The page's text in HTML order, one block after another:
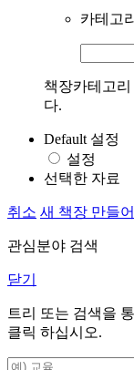
카테고리
책장카테고
다.
Default 설정
설정
선택한 자료
취소 새 책장 만들
관심분야 검색
닫기
트리 또는 검색을
클릭 하십시오.